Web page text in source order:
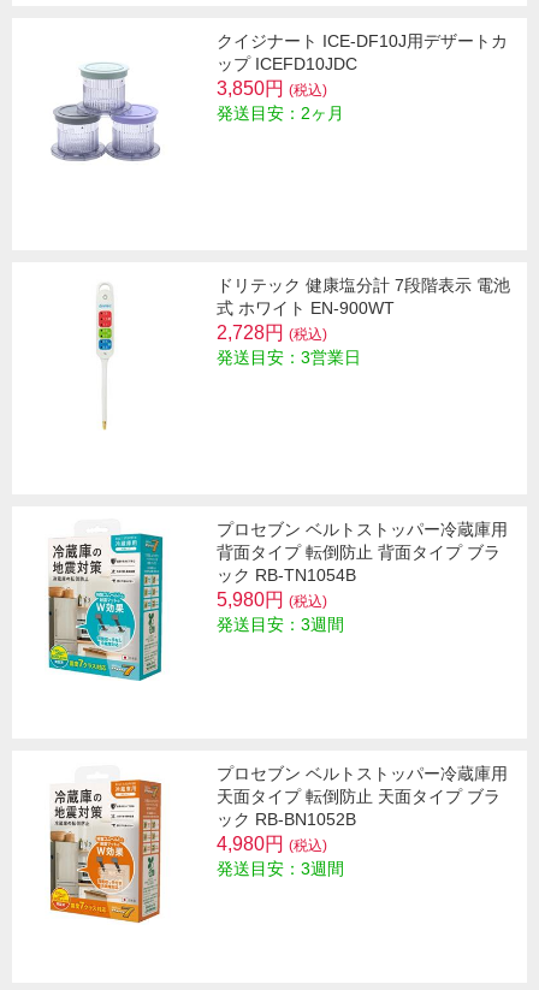
クイジナート ICE-DF10J用デザートカ
ップ ICEFD10JDC
3,850円 (税込)
発送目安：2ヶ月
ドリテック 健康塩分計 7段階表示 電池
式 ホワイト EN-900WT
2,728円 (税込)
発送目安：3営業日
プロセブン ベルトストッパー冷蔵庫用
背面タイプ 転倒防止 背面タイプ ブラ
ック RB-TN1054B
5,980円 (税込)
発送目安：3週間
プロセブン ベルトストッパー冷蔵庫用
天面タイプ 転倒防止 天面タイプ ブラ
ック RB-BN1052B
4,980円 (税込)
発送目安：3週間